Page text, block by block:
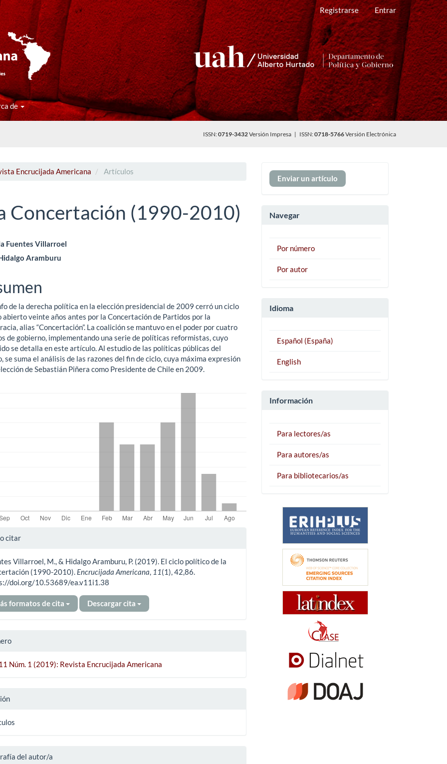
Registrarse Entrar
de
ISSN:0719-3432Versión Impresa | ISSN:0718-5766Versión Electrónica
Encrucijada Americana Artículos
Concertación (1990-2010)
Fuentes Villarroel
Aramburu
de la derecha política en la elección presidencial de 2009 cerró un ciclo
abierto veinte años antes por la Concertación de Partidos por la
alias “Concertación”. La coalición se mantuvo en el poder por cuatro
de gobierno, implementando una serie de políticas reformistas, cuyo
se detalla en este artículo. Al estudio de las políticas públicas del
se suma el análisis de las razones del fin de ciclo, cuya máxima expresión
de Sebastián Piñera como Presidente de Chile en 2009.
citar
Villarroel, M., & Hidalgo Aramburu, P. (2019). El ciclo político de la
(1990-2010). Encrucijada Americana, 11(1), 42,86.
doi.org/10.53689/ea.v11i1.38
formatos de cita Descargar cita
Núm. 1 (2019): Revista Encrucijada Americana
del autor/a
Enviar
un
Enviar un artículo
Navegar
Por número
Por autor
Idioma
Español (España)
English
Información
Para lectores/as
Para autores/as
Para bibliotecarios/as